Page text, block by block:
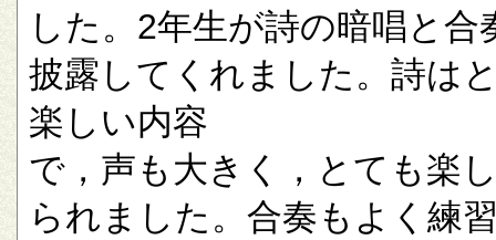
した。2年生が詩の暗唱と合
披露してくれました。詩は
楽しい内容
で，声も大きく，とても楽
られました。合奏もよく練